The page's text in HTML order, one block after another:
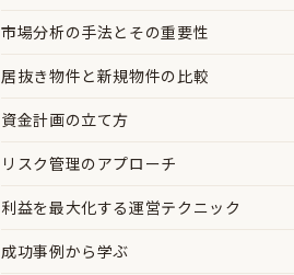
市場分析の手法とその重要性
居抜き物件と新規物件の比較
資金計画の立て方
リスク管理のアプローチ
利益を最大化する運営テクニック
成功事例から学ぶ